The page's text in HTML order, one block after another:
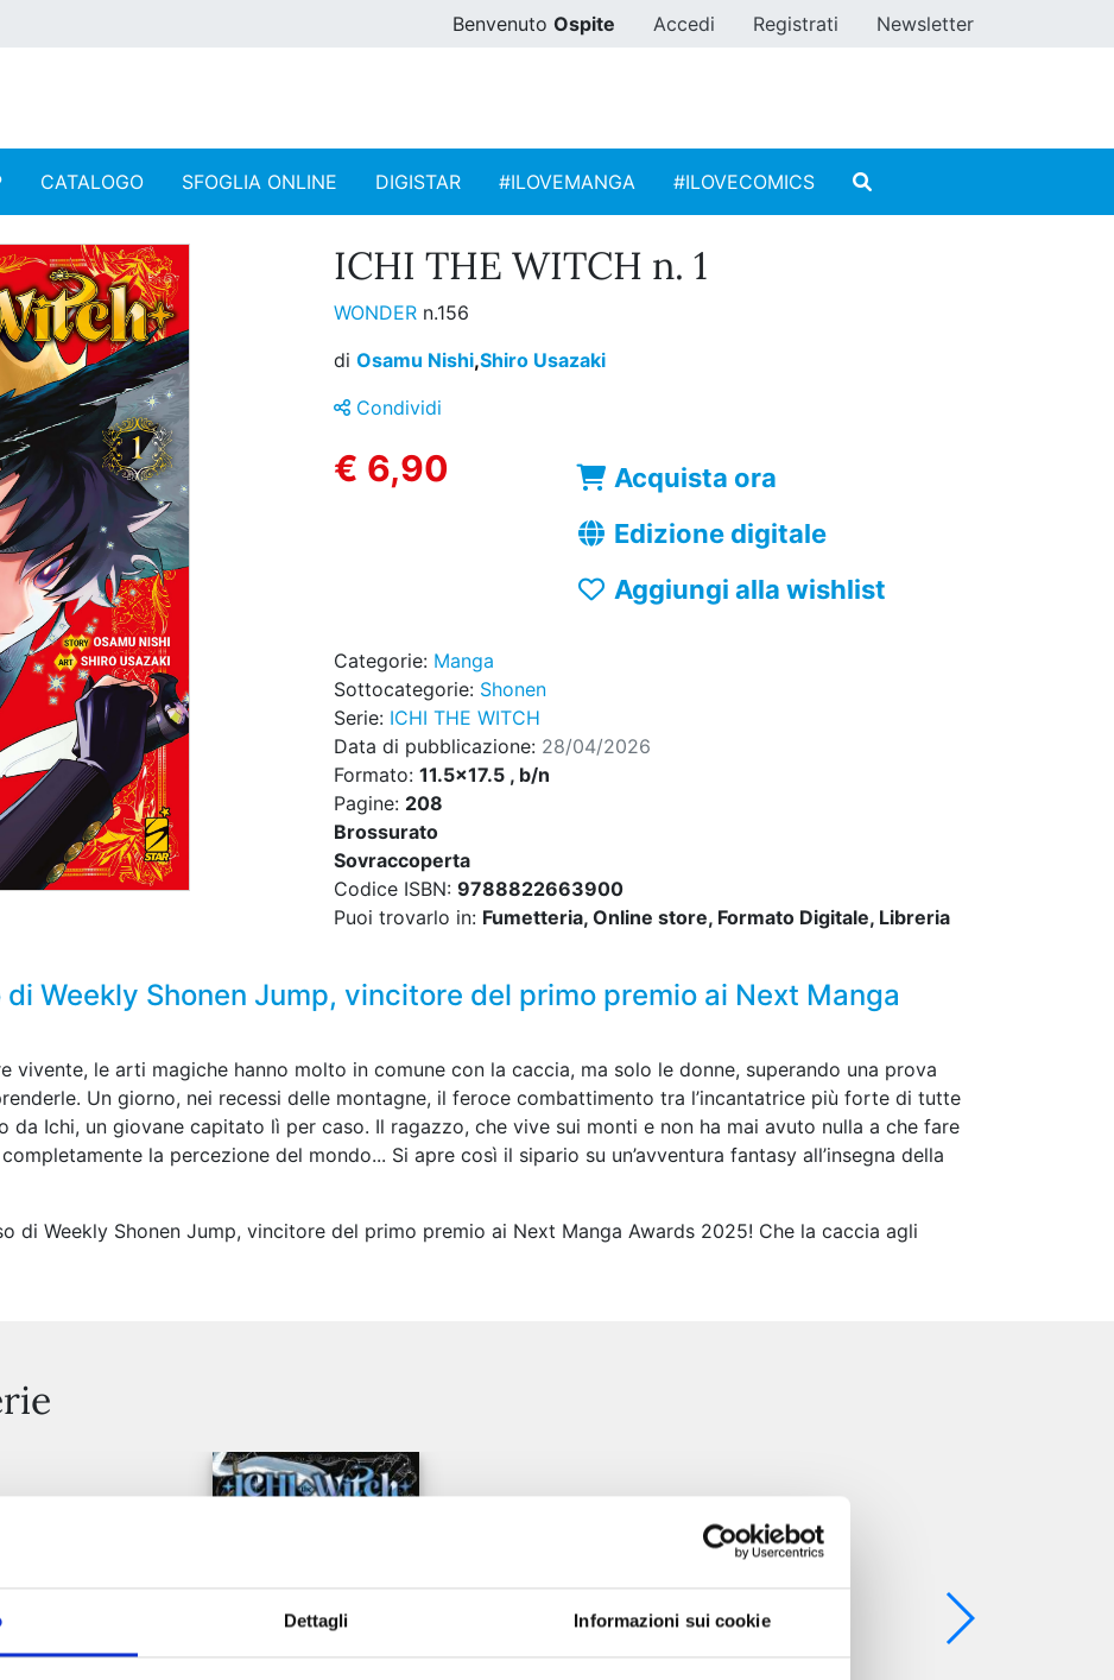
Dettagli Informazioni sui cookie
Benvenuto Ospite Accedi Registrati Newsletter
CATALOGO SFOGLIA ONLINE DIGISTAR #ILOVEMANGA #ILOVECOMICS
ICHI THE WITCH n. 1
WONDER n.156
di Osamu Nishi,Shiro Usazaki
Condividi
€ 6,90
Acquista ora
Edizione digitale
Aggiungi alla wishlist
Categorie: Manga
Sottocategorie: Shonen
Serie: ICHI THE WITCH
Data di pubblicazione: 28/04/2026
Formato: 11.5x17.5 , b/n
Pagine: 208
Brossurato
Sovraccoperta
Codice ISBN: 9788822663900
Puoi trovarlo in: Fumetteria, Online store, Formato Digitale, Libreria
Weekly Shonen Jump, vincitore del primo premio ai Next Manga
vivente, le arti magiche hanno molto in comune con la caccia, ma solo le donne, superando una prova
Un giorno, nei recessi delle montagne, il feroce combattimento tra l’incantatrice più forte di tutte
Ichi, un giovane capitato lì per caso. Il ragazzo, che vive sui monti e non ha mai avuto nulla a che fare
la percezione del mondo... Si apre così il sipario su un’avventura fantasy all’insegna della
di Weekly Shonen Jump, vincitore del primo premio ai Next Manga Awards 2025! Che la caccia agli